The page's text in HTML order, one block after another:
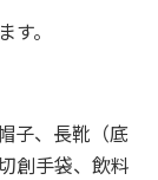
。
子、長靴（底
創手袋、飲料